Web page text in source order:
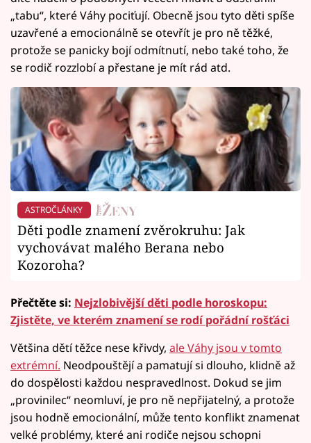
„tabu“, které Váhy pociťují. Obecně jsou tyto děti spíše
uzavřené a emocionálně se otevřít je pro ně těžké,
protože se panicky bojí odmítnutí, nebo také toho, že
se rodič rozzlobí a přestane je mít rád atd.
ASTROČLÁNKY
Děti podle znamení zvěrokruhu: Jak
vychovávat malého Berana nebo
Kozoroha?
Přečtěte si: Nejzlobivější děti podle horoskopu:
Zjistěte, ve kterém znamení se rodí pořádní rošťáci
Většina dětí těžce nese křivdy, ale Váhy jsou v tomto
extrémní. Neodpouštějí a pamatují si dlouho, klidně až
do dospělosti každou nespravedlnost. Dokud se jim
„provinilec“ neomluví, je pro ně nepřijatelný, a protože
jsou hodně emocionální, může tento konflikt znamenat
velké problémy, které ani rodiče nejsou schopni